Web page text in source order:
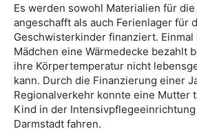
Es werden sowohl Materialien für
angeschafft als auch Ferienlager für
Geschwisterkinder finanziert. Einmal
Mädchen eine Wärmedecke bezahlt
ihre Körpertemperatur nicht
kann. Durch die Finanzierung einer
Regionalverkehr konnte eine Mutter
Kind in der Intensivpflegeeinrichtung
Darmstadt fahren.